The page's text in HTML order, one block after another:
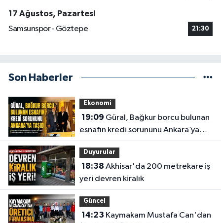
17 Ağustos, Pazartesi
Samsunspor - Göztepe
21:30
Son Haberler
Ekonomi
19:09
esnafın kredi sorununu Ankara’ya
taşıdı
Duyurular
18:38
yeri devren kiralık
Güncel
14:23